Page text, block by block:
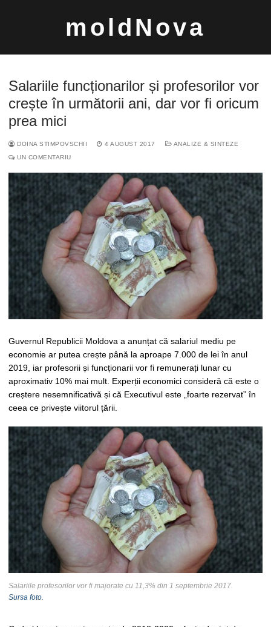
moldNova
după:
Salariile funcționarilor și profesorilor vor
crește în următorii ani, dar vor fi oricum
prea mici
DOINA STIMPOVSCHII 4 AUGUST 2017
ANALIZE & SINTEZE
UN COMENTARIU
Guvernul Republicii Moldova a anunțat că salariul mediu pe
economie ar putea crește până la aproape 7.000 de lei în anul
2019, iar profesorii și funcționarii vor fi remunerați lunar cu
aproximativ 10% mai mult. Experții economici consideră că este o
creștere nesemnificativă și că Executivul este „foarte rezervat” în
ceea ce privește viitorul țării.
Salariile profesorilor vor fi majorate cu 11,3% din 1 septembrie 2017.
Sursa foto.